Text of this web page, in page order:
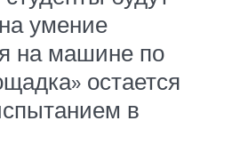
умение
на машине по
остается
в